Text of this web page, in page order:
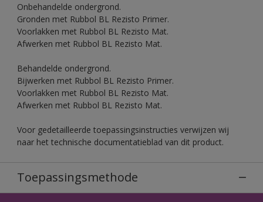
Onbehandelde ondergrond.
Gronden met Rubbol BL Rezisto Primer.
Voorlakken met Rubbol BL Rezisto Mat.
Afwerken met Rubbol BL Rezisto Mat.
Behandelde ondergrond.
Bijwerken met Rubbol BL Rezisto Primer.
Voorlakken met Rubbol BL Rezisto Mat.
Afwerken met Rubbol BL Rezisto Mat.
Voor gedetailleerde toepassingsinstructies verwijzen wij
naar het technische documentatieblad van dit product.
Toepassingsmethode